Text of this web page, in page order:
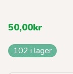
50,00kr
102 i lager